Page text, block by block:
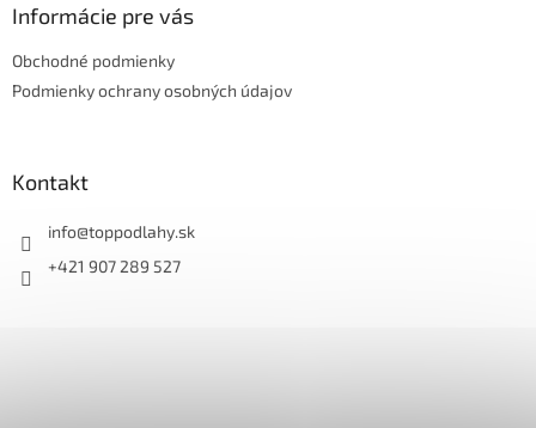
Informácie pre vás
Obchodné podmienky
Podmienky ochrany osobných údajov
Kontakt
info@toppodlahy.sk
+421 907 289 527